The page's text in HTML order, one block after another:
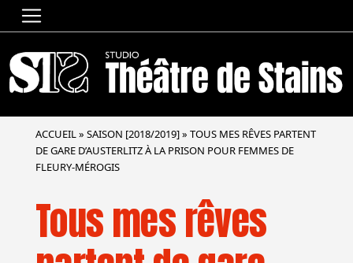
ACCUEIL» SAISON [2018/2019]» TOUS MES RÊVES PARTENT
DE GARE D’AUSTERLITZ À LA PRISON POUR FEMMES DE
FLEURY-MÉROGIS
Tous mes rêves